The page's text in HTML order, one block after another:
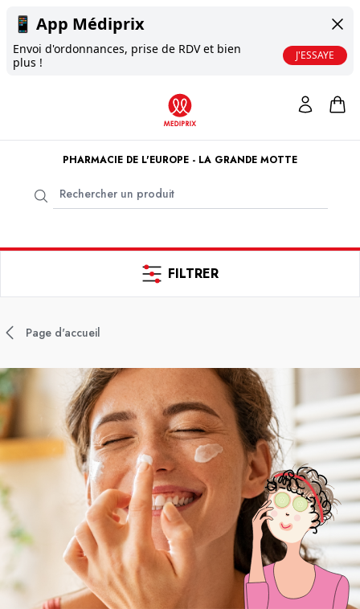
📱 App Médiprix
Envoi d'ordonnances, prise de RDV et bien
plus !
J'ESSAYE
PHARMACIE DE L'EUROPE - LA GRANDE MOTTE
FILTRER
Page d'accueil